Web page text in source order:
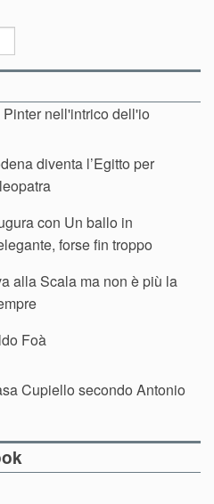
nell'intrico dell'io
diventa l’Egitto per
con Un ballo in
forse fin troppo
alla Scala ma non è più la
Foà
Cupiello secondo Antonio